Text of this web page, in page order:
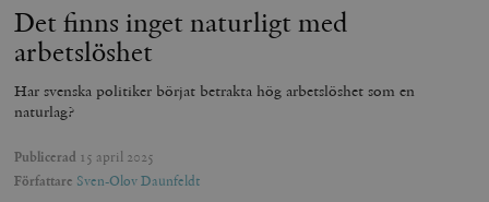
Det finns inget naturligt med
arbetslöshet
Har svenska politiker börjat betrakta hög arbetslöshet som en
naturlag?
Publicerad 15 april 2025
Författare Sven-Olov Daunfeldt